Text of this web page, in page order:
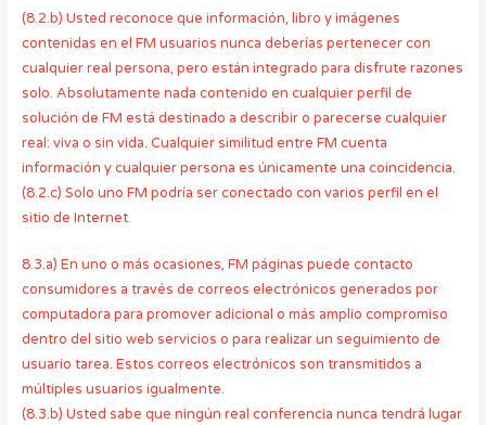
(8.2.b) Usted reconoce que información, libro y imágenes
contenidas en el FM usuarios nunca deberías pertenecer con
cualquier real persona, pero están integrado para disfrute razones
solo. Absolutamente nada contenido en cualquier perfil de
solución de FM está destinado a describir o parecerse cualquier
real: viva o sin vida. Cualquier similitud entre FM cuenta
información y cualquier persona es únicamente una coincidencia.
(8.2.c) Solo uno FM podría ser conectado con varios perfil en el
sitio de Internet.
8.3.a) En uno o más ocasiones, FM páginas puede contacto
consumidores a través de correos electrónicos generados por
computadora para promover adicional o más amplio compromiso
dentro del sitio web servicios o para realizar un seguimiento de
usuario tarea. Estos correos electrónicos son transmitidos a
múltiples usuarios igualmente.
(8.3.b) Usted sabe que ningún real conferencia nunca tendrá lugar